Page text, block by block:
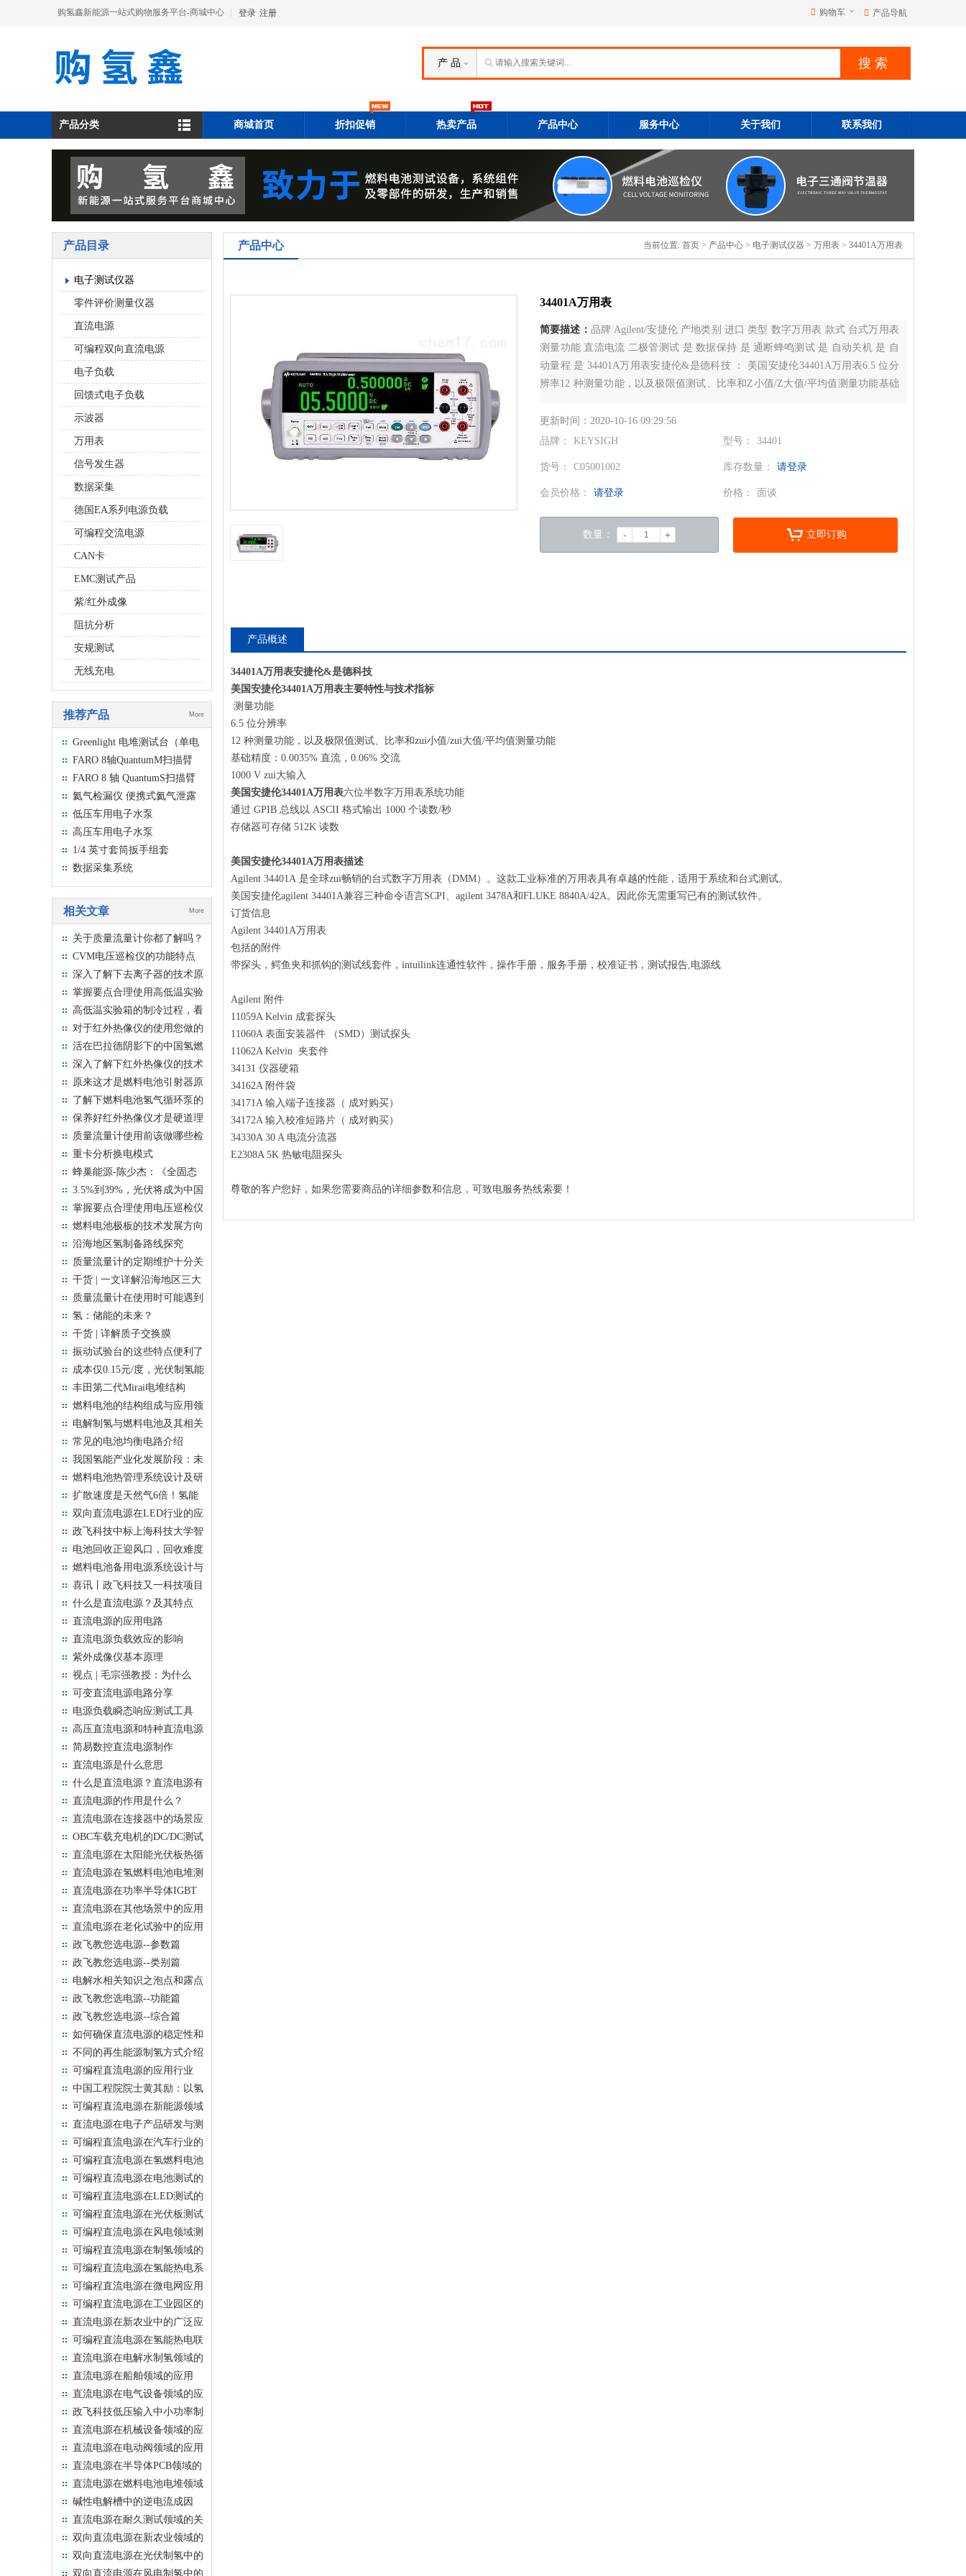
购氢鑫新能源一站式购物服务平台-商城中心 登录 注册 购物车 产品导航
产 品
产品分类 商城首页 折扣促销 热卖产品 产品中心 服务中心 关于我们 联系我们
产品目录
电子测试仪器
零件评价测量仪器
直流电源
可编程双向直流电源
电子负载
回馈式电子负载
示波器
万用表
信号发生器
数据采集
德国EA系列电源负载
可编程交流电源
CAN卡
EMC测试产品
紫/红外成像
阻抗分析
安规测试
无线充电
推荐产品 More
Greenlight 电堆测试台（单电
池和部件测试）
FARO 8轴QuantumM扫描臂
FARO 8 轴 QuantumS扫描臂
氦气检漏仪 便携式氦气泄露
检测仪
低压车用电子水泵
高压车用电子水泵
1/4 英寸套筒扳手组套
数据采集系统
相关文章 More
关于质量流量计你都了解吗？
CVM电压巡检仪的功能特点
及其用途
深入了解下去离子器的技术原
理
掌握要点合理使用高低温实验
箱
高低温实验箱的制冷过程，看
了你就懂！
对于红外热像仪的使用您做的
正确吗？看这里！
活在巴拉德阴影下的中国氢燃
料电池该何去何从？
深入了解下红外热像仪的技术
原理
原来这才是燃料电池引射器原
理问题的实质！
了解下燃料电池氢气循环泵的
实用技术
保养好红外热像仪才是硬道理
质量流量计使用前该做哪些检
查？
重卡分析换电模式
蜂巢能源-陈少杰：《全固态
锂电池技术研发挑战与思考》
3.5%到39%，光伏将成为中国
未来！
掌握要点合理使用电压巡检仪
燃料电池极板的技术发展方向
沿海地区氢制备路线探究
质量流量计的定期维护十分关
键
干货 | 一文详解沿海地区三大
制氢技术路线
质量流量计在使用时可能遇到
哪些问题？如何解决？
氢：储能的未来？
干货 | 详解质子交换膜
（PEM）水电解制氢
振动试验台的这些特点便利了
众多行业
成本仅0.15元/度，光伏制氢能
否成为国家能源结构调整的重
要手段？
丰田第二代Mirai电堆结构
燃料电池的结构组成与应用领
域
电解制氢与燃料电池及其相关
过程展示
常见的电池均衡电路介绍
我国氢能产业化发展阶段：未
来3-5年单个企业的规划超过
全行业，算不算进入爆发期？
燃料电池热管理系统设计及研
究
扩散速度是天然气6倍！氢能
真的安全吗？
双向直流电源在LED行业的应
用
政飞科技中标上海科技大学智
慧低碳电网科研平台
电池回收正迎风口，回收难度
如何，现今技术状况怎样?
燃料电池备用电源系统设计与
控制研究
喜讯丨政飞科技又一科技项目
申报成功
什么是直流电源？及其特点
直流电源的应用电路
直流电源负载效应的影响
紫外成像仪基本原理
视点 | 毛宗强教授：为什么
非“氢”不可？
可变直流电源电路分享
电源负载瞬态响应测试工具
高压直流电源和特种直流电源
俩者区别
简易数控直流电源制作
直流电源是什么意思
什么是直流电源？直流电源有
什么用？
直流电源的作用是什么？
直流电源在连接器中的场景应
用
OBC车载充电机的DC/DC测试
场景应用
直流电源在太阳能光伏板热循
环的场景应用
直流电源在氢燃料电池电堆测
试应用
直流电源在功率半导体IGBT
老化测试应用
直流电源在其他场景中的应用
直流电源在老化试验中的应用
政飞教您选电源--参数篇
政飞教您选电源--类别篇
电解水相关知识之泡点和露点
政飞教您选电源--功能篇
政飞教您选电源--综合篇
如何确保直流电源的稳定性和
可靠性
不同的再生能源制氢方式介绍
可编程直流电源的应用行业
中国工程院院士黄其励：以氢
电耦合为支撑 加快构建新型
能源体系
可编程直流电源在新能源领域
中的应用
直流电源在电子产品研发与测
试领域中的应用
可编程直流电源在汽车行业的
应用
可编程直流电源在氢燃料电池
测试的应用
可编程直流电源在电池测试的
应用
可编程直流电源在LED测试的
应用
可编程直流电源在光伏板测试
的应用
可编程直流电源在风电领域测
试的应用
可编程直流电源在制氢领域的
应用
可编程直流电源在氢能热电系
统中的应用
可编程直流电源在微电网应用
中的关键作用
可编程直流电源在工业园区的
智能能源管理中的关键作用
直流电源在新农业中的广泛应
用
可编程直流电源在氢能热电联
供系统的创新应用
直流电源在电解水制氢领域的
前沿应用
直流电源在船舶领域的应用
直流电源在电气设备领域的应
用
政飞科技低压输入中小功率制
氢电源解决方案
直流电源在机械设备领域的应
用
直流电源在电动阀领域的应用
直流电源在半导体PCB领域的
应用
直流电源在燃料电池电堆领域
的应用
碱性电解槽中的逆电流成因
直流电源在耐久测试领域的关
键作用和技术创新
双向直流电源在新农业领域的
应用
双向直流电源在光伏制氢中的
应用
双向直流电源在风电制氢中的
产品中心 当前位置: 首页 > 产品中心 > 电子测试仪器 > 万用表 > 34401A万用表
34401A万用表
简要描述： 品牌 Agilent/安捷伦 产地类别 进口 类型 数字万用表 款式 台式万用表
测量功能 直流电流 二极管测试 是 数据保持 是 通断蜂鸣测试 是 自动关机 是 自
动量程 是 34401A万用表安捷伦&是德科技 ： 美国安捷伦34401A万用表6.5 位分
辨率12 种测量功能，以及极限值测试、比率和Z小值/Z大值/平均值测量功能基础
更新时间： 2020-10-16 09:29:56
品牌：
KEYSIGH 型号： 34401
货号： C05001002 库存数量： 请登录
会员价格： 请登录 价格： 面谈
数量： 立即订购
产品概述
34401A万用表安捷伦&是德科技
美国安捷伦34401A万用表主要特性与技术指标
测量功能
6.5 位分辨率
12 种测量功能，以及极限值测试、比率和zui小值/zui大值/平均值测量功能
基础精度：0.0035% 直流，0.06% 交流
1000 V zui大输入
美国安捷伦34401A万用表六位半数字万用表系统功能
通过 GPIB 总线以 ASCII 格式输出 1000 个读数/秒
存储器可存储 512K 读数
美国安捷伦34401A万用表描述
Agilent 34401A 是全球zui畅销的台式数字万用表（DMM）。这款工业标准的万用表具有卓越的性能，适用于系统和台式测试。
美国安捷伦agilent 34401A兼容三种命令语言SCPI、agilent 3478A和FLUKE 8840A/42A。因此你无需重写已有的测试软件。
订货信息
Agilent 34401A万用表
包括的附件
带探头，鳄鱼夹和抓钩的测试线套件，intuilink连通性软件，操作手册，服务手册，校准证书，测试报告,电源线
Agilent 附件
11059A Kelvin 成套探头
11060A 表面安装器件 （SMD）测试探头
11062A Kelvin 夹套件
34131 仪器硬箱
34162A 附件袋
34171A 输入端子连接器（ 成对购买）
34172A 输入校准短路片（ 成对购买）
34330A 30 A 电流分流器
E2308A 5K 热敏电阻探头
尊敬的客户您好，如果您需要商品的详细参数和信息，可致电服务热线索要！